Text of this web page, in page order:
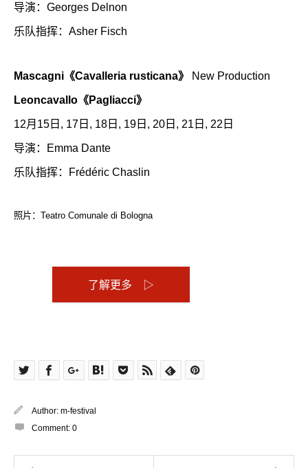
导演：Georges Delnon
乐队指挥：Asher Fisch
Mascagni《Cavalleria rusticana》 New Production
Leoncavallo《Pagliacci》
12月15日, 17日, 18日, 19日, 20日, 21日, 22日
导演：Emma Dante
乐队指挥：Frédéric Chaslin
照片：Teatro Comunale di Bologna
了解更多 ▷
Author: m-festival
Comment: 0